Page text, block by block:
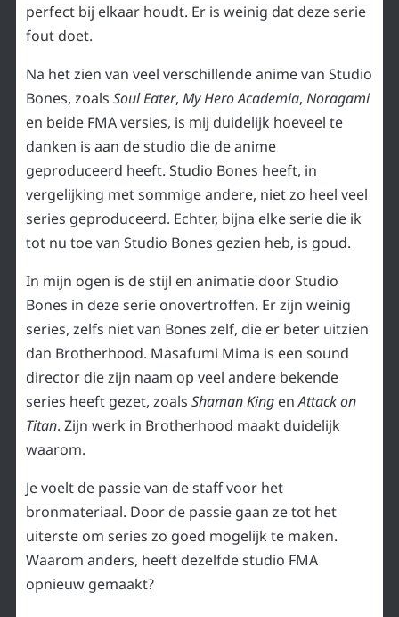
perfect bij elkaar houdt. Er is weinig dat deze serie
fout doet.
Na het zien van veel verschillende anime van Studio
Bones, zoals Soul Eater, My Hero Academia, Noragami
en beide FMA versies, is mij duidelijk hoeveel te
danken is aan de studio die de anime
geproduceerd heeft. Studio Bones heeft, in
vergelijking met sommige andere, niet zo heel veel
series geproduceerd. Echter, bijna elke serie die ik
tot nu toe van Studio Bones gezien heb, is goud.
In mijn ogen is de stijl en animatie door Studio
Bones in deze serie onovertroffen. Er zijn weinig
series, zelfs niet van Bones zelf, die er beter uitzien
dan Brotherhood. Masafumi Mima is een sound
director die zijn naam op veel andere bekende
series heeft gezet, zoals Shaman KingenAttack on
Titan. Zijn werk in Brotherhood maakt duidelijk
waarom.
Je voelt de passie van de staff voor het
bronmateriaal. Door de passie gaan ze tot het
uiterste om series zo goed mogelijk te maken.
Waarom anders, heeft dezelfde studio FMA
opnieuw gemaakt?